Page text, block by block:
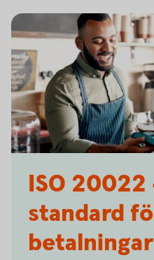
ISO 20022
standard